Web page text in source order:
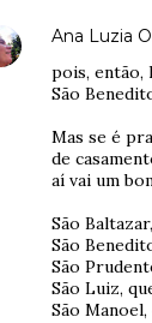
Ana Luzia
pois, então,
São
Mas se é
de
aí vai um
São
São
São
São Luiz,
São